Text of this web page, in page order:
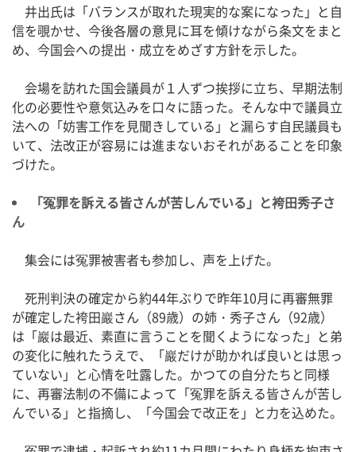
井出氏は「バランスが取れた現実的な案になった」と自
信を覗かせ、今後各層の意見に耳を傾けながら条文をまと
め、今国会への提出・成立をめざす方針を示した。
会場を訪れた国会議員が１人ずつ挨拶に立ち、早期法制
化の必要性や意気込みを口々に語った。そんな中で議員立
法への「妨害工作を見聞きしている」と漏らす自民議員も
いて、法改正が容易には進まないおそれがあることを印象
づけた。
「冤罪を訴える皆さんが苦しんでいる」と袴田秀子さ
ん
集会には冤罪被害者も参加し、声を上げた。
死刑判決の確定から約44年ぶりで昨年10月に再審無罪
が確定した袴田巖さん（89歳）の姉・秀子さん（92歳）
は「巖は最近、素直に言うことを聞くようになった」と弟
の変化に触れたうえで、「巖だけが助かれば良いとは思っ
ていない」と心情を吐露した。かつての自分たちと同様
に、再審法制の不備によって「冤罪を訴える皆さんが苦し
んでいる」と指摘し、「今国会で改正を」と力を込めた。